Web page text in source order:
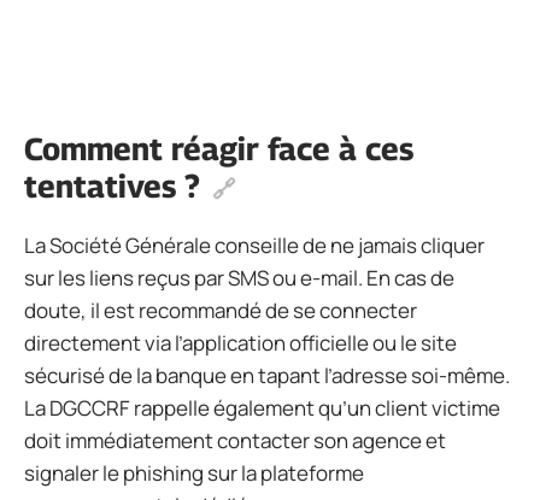
Comment réagir face à ces
tentatives ?
La Société Générale conseille de ne jamais cliquer
sur les liens reçus par SMS ou e-mail. En cas de
doute, il est recommandé de se connecter
directement via l’application officielle ou le site
sécurisé de la banque en tapant l’adresse soi-même.
La DGCCRF rappelle également qu’un client victime
doit immédiatement contacter son agence et
signaler le phishing sur la plateforme